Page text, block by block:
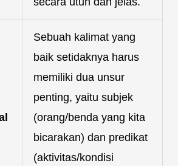
Sebuah kalimat yang
baik setidaknya harus
memiliki dua unsur
penting, yaitu subjek
(orang/benda yang kita
bicarakan) dan predikat
(aktivitas/kondisi